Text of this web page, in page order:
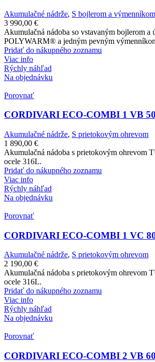
Akumulačné nádrže, S bojlerom a výmenníkom
3 990,00 €
Akumulačná nádoba so vstavaným bojlerom a
POLYWARM® a jedným pevným
Pridať do nákupného zoznamu
Viac info
Rýchly náhľad
Na objednávku
Porovnať
CORDIVARI ECO-COMBI 1 VB
Akumulačné nádrže, S prietokovým ohrevom
1 890,00 €
Akumulačná nádoba s prietokovým ohrevom
ocele 316L.
Pridať do nákupného zoznamu
Viac info
Rýchly náhľad
Na objednávku
Porovnať
CORDIVARI ECO-COMBI 1 VC
Akumulačné nádrže, S prietokovým ohrevom
2 190,00 €
Akumulačná nádoba s prietokovým ohrevom
ocele 316L.
Pridať do nákupného zoznamu
Viac info
Rýchly náhľad
Na objednávku
Porovnať
CORDIVARI ECO-COMBI 2 VB